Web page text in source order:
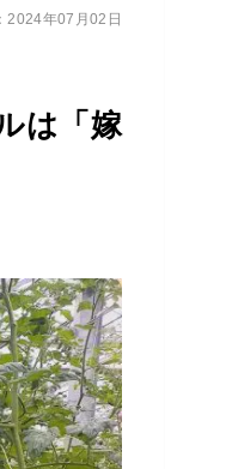
は「嫁
2024年07月02日